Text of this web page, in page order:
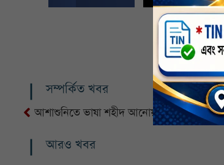
সম্পর্কিত খবর
আশাশুনিতে ভাষা শহীদ আনোয়ারকে রাষ্ট্রীয়
আরও খবর